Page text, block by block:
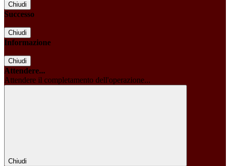
Chiudi
Successo
Chiudi
Informazione
Chiudi
Attendere...
Attendere il completamento dell'operazione...
Chiudi